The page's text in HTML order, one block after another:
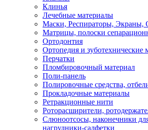
Клинья
Лечебные материалы
Маски, Респираторы, Экраны,
Матрицы, полоски
Ортодонтия
Ортопедия и зуботехнические
Перчатки
Пломбировочный материал
Поли-панель
Полировочные средства,
Прокладочные материалы
Ретракционные нити
Роторасширители,
Слюноотсосы, наконечники
нагрудники-салфетки